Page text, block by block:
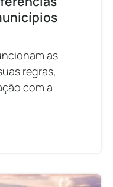
as
regras,
com a